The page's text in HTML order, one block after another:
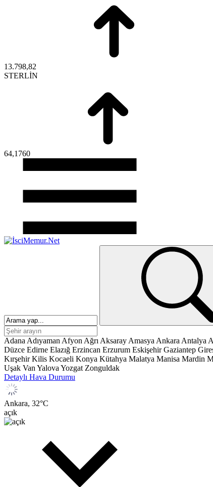
13.798,82
STERLİN
64,1760
Adana Adıyaman Afyon Ağrı Aksaray Amasya Ankara Antalya
Düzce Edirne Elazığ Erzincan Erzurum Eskişehir Gaziantep
Kırşehir Kilis Kocaeli Konya Kütahya Malatya Manisa Mardin
Uşak Van Yalova Yozgat Zonguldak
Detaylı Hava Durumu
Ankara, 32°C
açık